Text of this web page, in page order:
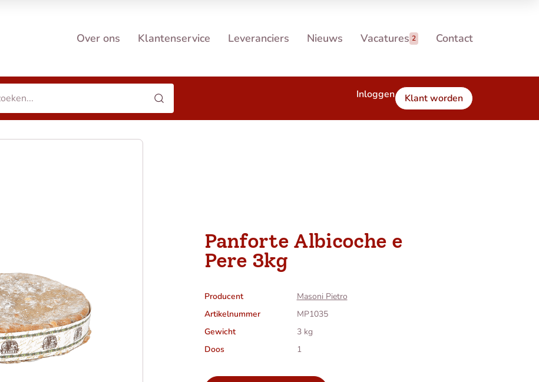
Over ons Klantenservice Leveranciers Nieuws Vacatures 2 Contact
Inloggen Klant worden
Panforte Albicoche e
Pere 3kg
Producent
Masoni Pietro
Artikelnummer
MP1035
Gewicht
3 kg
Doos
1